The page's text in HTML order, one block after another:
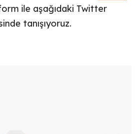
ile aşağıdaki Twitter
tanışıyoruz.